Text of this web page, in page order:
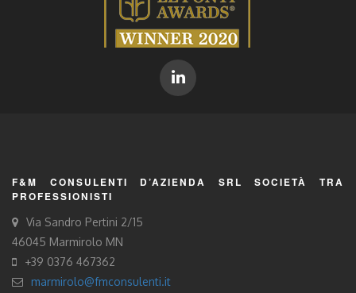
F&M CONSULENTI D’AZIENDA SRL SOCIETÀ TRA
PROFESSIONISTI
Via Sandro Pertini 2/15
46045 Marmirolo MN
+39 0376 467362
marmirolo@fmconsulenti.it